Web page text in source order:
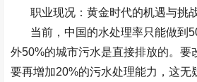
职业现况：黄金时代的机遇与挑
当前，中国的水处理率只能做到
外50%的城市污水是直接排放的。要
要再增加20%的污水处理能力，这无